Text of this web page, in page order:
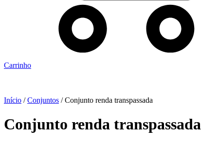
Carrinho
Início /Conjuntos / Conjunto renda transpassada
Conjunto renda transpassada